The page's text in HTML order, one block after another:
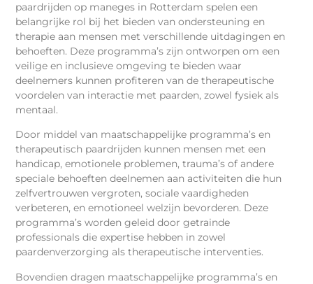
paardrijden op maneges in Rotterdam spelen een
belangrijke rol bij het bieden van ondersteuning en
therapie aan mensen met verschillende uitdagingen en
behoeften. Deze programma’s zijn ontworpen om een
veilige en inclusieve omgeving te bieden waar
deelnemers kunnen profiteren van de therapeutische
voordelen van interactie met paarden, zowel fysiek als
mentaal.
Door middel van maatschappelijke programma’s en
therapeutisch paardrijden kunnen mensen met een
handicap, emotionele problemen, trauma’s of andere
speciale behoeften deelnemen aan activiteiten die hun
zelfvertrouwen vergroten, sociale vaardigheden
verbeteren, en emotioneel welzijn bevorderen. Deze
programma’s worden geleid door getrainde
professionals die expertise hebben in zowel
paardenverzorging als therapeutische interventies.
Bovendien dragen maatschappelijke programma’s en